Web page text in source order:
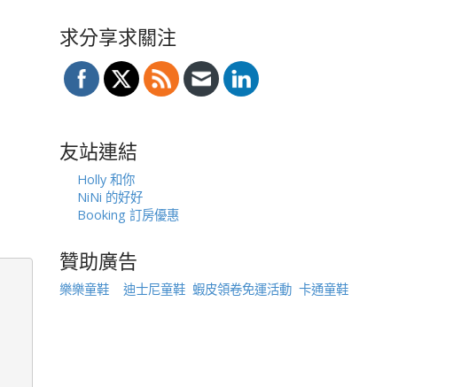
求分享求關注
友站連結
Holly 和你
NiNi 的好好
Booking 訂房優惠
贊助廣告
樂樂童鞋 迪士尼童鞋 蝦皮領卷免運活動 卡通童鞋